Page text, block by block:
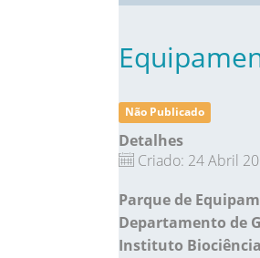
Não Publicado
Detalhes
Criado: 24 Abril
Parque de
Departamento de
Instituto